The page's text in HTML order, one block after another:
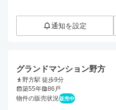
通知を設定
グランドマンション野方
野方駅 徒歩9分
築55年
86戸
物件の販売状況販売中